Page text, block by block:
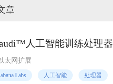
章
人工智能训练处理器
太网扩展
Labs 人工智能 处理器